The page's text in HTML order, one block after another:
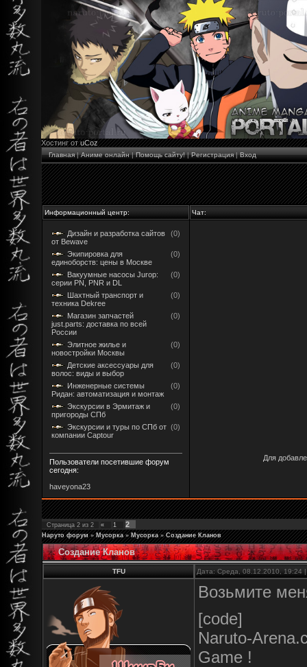
Хостинг отuCoz
Главная|Аниме онлайн|Помощь сайту!|Регистрация|Вход
Информационный центр: Чат:
Дизайн и разработка сайтов
от Bewave
(0)
Экипировка для
единоборств: цены в Москве
(0)
Вакуумные насосы Jurop:
серии PN, PNR и DL
(0)
Шахтный транспорт и
техника Dekree
(0)
Магазин запчастей
just.parts: доставка по всей
России
(0)
Элитное жилье и
новостройки Москвы
(0)
Детские аксессуары для
волос: виды и выбор
(0)
Инженерные системы
Ридан: автоматизация и монтаж
(0)
Экскурсии в Эрмитаж и
пригороды СПб
(0)
Экскурсии и туры по СПб от
компании Captour
(0)
Пользователи посетившие форум
сегодня:
haveyona23
Для
Страница 2 из 2 « 1 2
Наруто форум » Мусорка » Мусорка » Создание Кланов
Создание Кланов
TFU Дата: Среда, 08.12.2010,
Возьмите
[code]
Naruto-
Game !